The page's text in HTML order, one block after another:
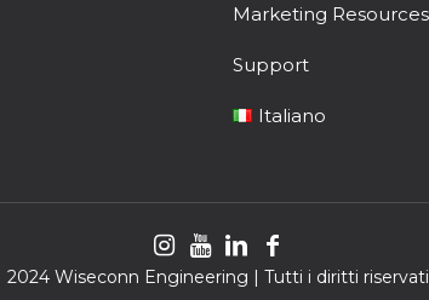
Marketing Resources
Support
Italiano
2024 Wiseconn Engineering | Tutti i diritti riservati